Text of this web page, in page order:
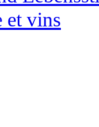
et vins